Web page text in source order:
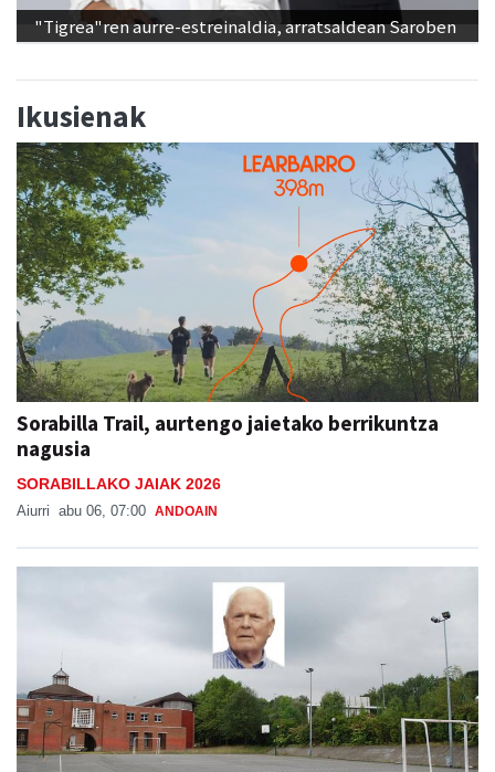
"Tigrea"ren aurre-estreinaldia, arratsaldean Saroben
Ikusienak
Sorabilla Trail, aurtengo jaietako berrikuntza
nagusia
SORABILLAKO JAIAK 2026
Aiurri abu 06, 07:00 ANDOAIN